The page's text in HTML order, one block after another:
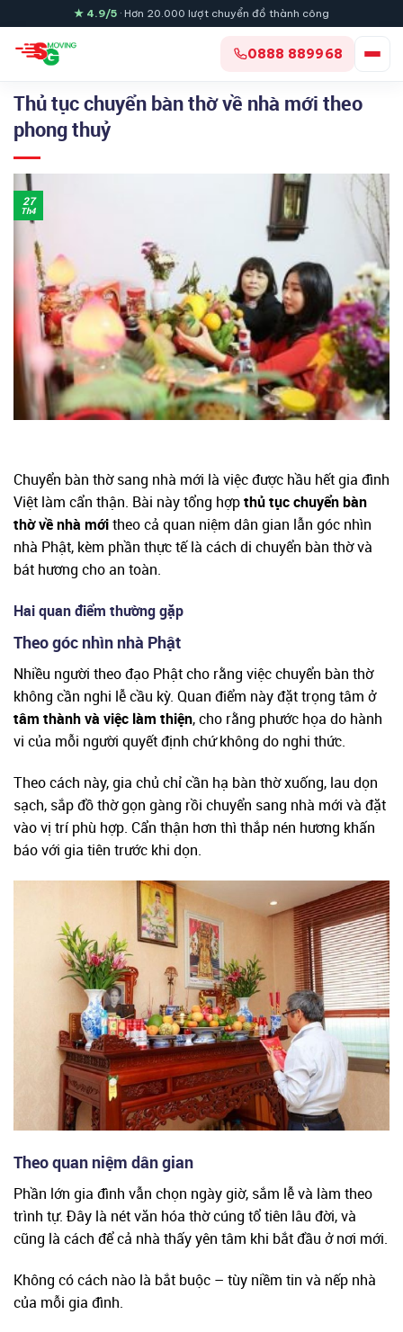
to
content
★ 4.9/5 · Hơn 20.000 lượt chuyển đồ thành công
0888 889968
Thủ tục chuyển bàn thờ về nhà mới theo
phong thuỷ
27
Th4
Chuyển bàn thờ sang nhà mới là việc được hầu hết gia đình
Việt làm cẩn thận. Bài này tổng hợpthủ tục chuyển bàn
thờ về nhà mớitheo cả quan niệm dân gian lẫn góc nhìn
nhà Phật, kèm phần thực tế là cách di chuyển bàn thờ và
bát hương cho an toàn.
Hai quan điểm thường gặp
Theo góc nhìn nhà Phật
Nhiều người theo đạo Phật cho rằng việc chuyển bàn thờ
không cần nghi lễ cầu kỳ. Quan điểm này đặt trọng tâm ở
tâm thành và việc làm thiện, cho rằng phước họa do hành
vi của mỗi người quyết định chứ không do nghi thức.
Theo cách này, gia chủ chỉ cần hạ bàn thờ xuống, lau dọn
sạch, sắp đồ thờ gọn gàng rồi chuyển sang nhà mới và đặt
vào vị trí phù hợp. Cẩn thận hơn thì thắp nén hương khấn
báo với gia tiên trước khi dọn.
Theo quan niệm dân gian
Phần lớn gia đình vẫn chọn ngày giờ, sắm lễ và làm theo
trình tự. Đây là nét văn hóa thờ cúng tổ tiên lâu đời, và
cũng là cách để cả nhà thấy yên tâm khi bắt đầu ở nơi mới.
Không có cách nào là bắt buộc – tùy niềm tin và nếp nhà
của mỗi gia đình.